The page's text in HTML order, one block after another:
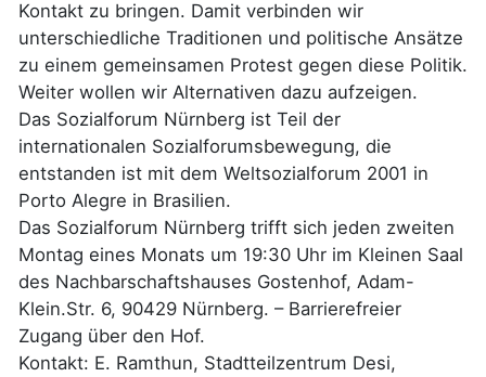
Kontakt zu bringen. Damit verbinden wir
unterschiedliche Traditionen und politische Ansätze
zu einem gemeinsamen Protest gegen diese Politik.
Weiter wollen wir Alternativen dazu aufzeigen.
Das Sozialforum Nürnberg ist Teil der
internationalen Sozialforumsbewegung, die
entstanden ist mit dem Weltsozialforum 2001 in
Porto Alegre in Brasilien.
Das Sozialforum Nürnberg trifft sich jeden zweiten
Montag eines Monats um 19:30 Uhr im Kleinen Saal
des Nachbarschaftshauses Gostenhof, Adam-
Klein.Str. 6, 90429 Nürnberg. – Barrierefreier
Zugang über den Hof.
Kontakt: E. Ramthun, Stadtteilzentrum Desi,